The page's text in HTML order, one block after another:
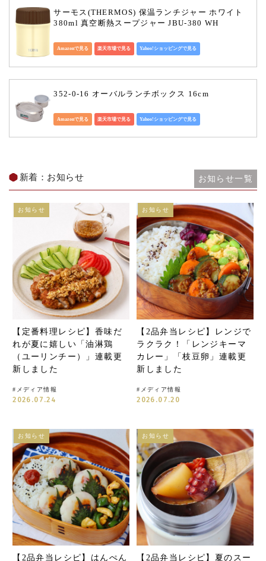
サーモス(THERMOS) 保温ランチジャー ホワイト
380ml 真空断熱スープジャー JBU-380 WH
Amazonで見る 楽天市場で見る Yahoo!ショッピングで見る
352-0-16 オーバルランチボックス 16cm
Amazonで見る 楽天市場で見る Yahoo!ショッピングで見る
新着：お知らせ お知らせ一覧
【定番料理レシピ】香味だ
れが夏に嬉しい「油淋鶏
（ユーリンチー）」連載更
新しました
# メディア情報
2026.07.24
お知らせ
【2品弁当レシピ】レンジで
ラクラク！「レンジキーマ
カレー」「枝豆卵」連載更
新しました
# メディア情報
2026.07.20
お知らせ
【2品弁当レシピ】はんぺん
お知らせ
【2品弁当レシピ】夏のスー
お知らせ